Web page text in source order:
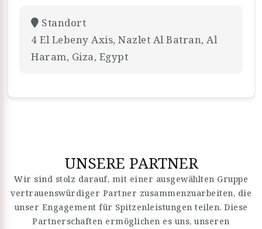
Standort
4 El Lebeny Axis, Nazlet Al Batran, Al
Haram, Giza, Egypt
UNSERE PARTNER
Wir sind stolz darauf, mit einer ausgewählten Gruppe
vertrauenswürdiger Partner zusammenzuarbeiten, die
unser Engagement für Spitzenleistungen teilen. Diese
Partnerschaften ermöglichen es uns, unseren